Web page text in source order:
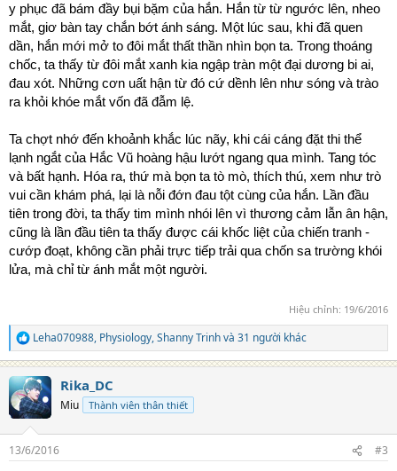
y phục đã bám đầy bụi bặm của hắn. Hắn từ từ ngước lên, nheo
mắt, giơ bàn tay chắn bớt ánh sáng. Một lúc sau, khi đã quen
dần, hắn mới mở to đôi mắt thất thần nhìn bọn ta. Trong thoáng
chốc, ta thấy từ đôi mắt xanh kia ngập tràn một đại dương bi ai,
đau xót. Những cơn uất hận từ đó cứ dềnh lên như sóng và trào
ra khỏi khóe mắt vốn đã đẫm lệ.
Ta chợt nhớ đến khoảnh khắc lúc nãy, khi cái cáng đặt thi thể
lạnh ngắt của Hắc Vũ hoàng hậu lướt ngang qua mình. Tang tóc
và bất hạnh. Hóa ra, thứ mà bọn ta tò mò, thích thú, xem như trò
vui cần khám phá, lại là nỗi đớn đau tột cùng của hắn. Lần đầu
tiên trong đời, ta thấy tim mình nhói lên vì thương cảm lẫn ân hận,
cũng là lần đầu tiên ta thấy được cái khốc liệt của chiến tranh -
cướp đoạt, không cần phải trực tiếp trải qua chốn sa trường khói
lửa, mà chỉ từ ánh mắt một người.
Hiệu chỉnh: 19/6/2016
R
e
a
c
t
i
s
Leha070988, Physiology,Shanny Trinhvà 31 người khác
Rika_DC
Miu Thành viên thân thiết
13/6/2016 #3